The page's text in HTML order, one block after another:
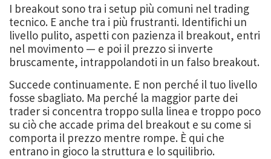
I breakout sono tra i setup più comuni nel trading
tecnico. E anche tra i più frustranti. Identifichi un
livello pulito, aspetti con pazienza il breakout, entri
nel movimento — e poi il prezzo si inverte
bruscamente, intrappolandoti in un falso breakout.
Succede continuamente. E non perché il tuo livello
fosse sbagliato. Ma perché la maggior parte dei
trader si concentra troppo sulla linea e troppo poco
su ciò che accade prima del breakout e su come si
comporta il prezzo mentre rompe. È qui che
entrano in gioco la struttura e lo squilibrio.